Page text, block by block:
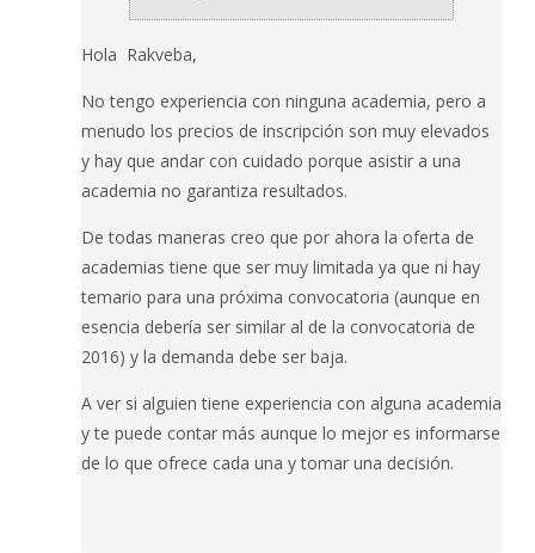
Hola Rakveba,
No tengo experiencia con ninguna academia, pero a
menudo los precios de inscripción son muy elevados
y hay que andar con cuidado porque asistir a una
academia no garantiza resultados.
De todas maneras creo que por ahora la oferta de
academias tiene que ser muy limitada ya que ni hay
temario para una próxima convocatoria (aunque en
esencia debería ser similar al de la convocatoria de
2016) y la demanda debe ser baja.
A ver si alguien tiene experiencia con alguna academia
y te puede contar más aunque lo mejor es informarse
de lo que ofrece cada una y tomar una decisión.